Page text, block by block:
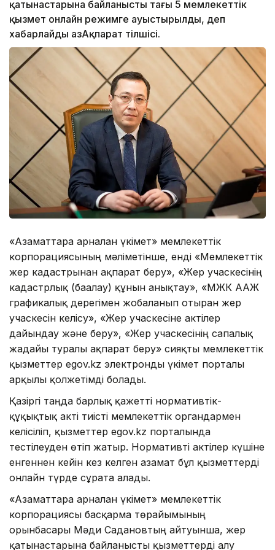
қатынастарына байланысты тағы 5 мемлекеттік
қызмет онлайн режимге ауыстырылды, деп
хабарлайды ҚазАқпарат тілшісі.
«Азаматтарға арналған үкімет» мемлекеттік
корпорациясының мәліметінше, енді «Мемлекеттік
жер кадастрынан ақпарат беру», «Жер учаскесінің
кадастрлық (бағалау) құнын анықтау», «МЖК ААЖ
графикалық дерегімен жобаланып отырған жер
учаскесін келісу», «Жер учаскесіне актілер
дайындау және беру», «Жер учаскесінің сапалық
жағдайы туралы ақпарат беру» сияқты мемлекеттік
қызметтер egov.kz электронды үкімет порталы
арқылы қолжетімді болады.
Қазіргі таңда барлық қажетті нормативтік-
құқықтық акті тиісті мемлекеттік органдармен
келісіліп, қызметтер egov.kz порталында
тестілеуден өтіп жатыр. Нормативті актілер күшіне
енгеннен кейін кез келген азамат бұл қызметтерді
онлайн түрде сұрата алады.
«Азаматтарға арналған үкімет» мемлекеттік
корпорациясы басқарма төрайымының
орынбасары Мәди Садановтың айтуынша, жер
қатынастарына байланысты қызметтерді алу